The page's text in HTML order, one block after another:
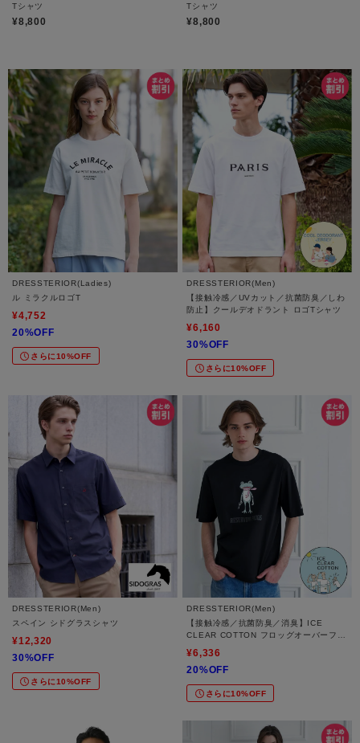
Tシャツ
¥8,800
Tシャツ
¥8,800
DRESSTERIOR(Ladies)
ル ミラクルロゴT
¥4,752
20%OFF
さらに10%OFF
DRESSTERIOR(Men)
【接触冷感／UVカット／抗菌防臭／しわ
防止】クールデオドラント ロゴTシャツ
¥6,160
30%OFF
さらに10%OFF
DRESSTERIOR(Men)
スペイン シドグラスシャツ
¥12,320
30%OFF
さらに10%OFF
DRESSTERIOR(Men)
【接触冷感／抗菌防臭／消臭】ICE
CLEAR COTTON フロッグオーバーフィ
¥6,336
20%OFF
さらに10%OFF